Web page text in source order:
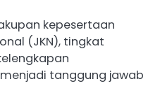
kepesertaan
(JKN), tingkat
tanggung jawab